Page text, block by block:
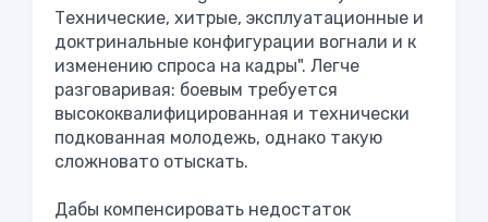
Технические, хитрые, эксплуатационные и
доктринальные конфигурации вогнали и к
изменению спроса на кадры". Легче
разговаривая: боевым требуется
высококвалифицированная и технически
подкованная молодежь, однако такую
сложновато отыскать.
Дабы компенсировать недостаток